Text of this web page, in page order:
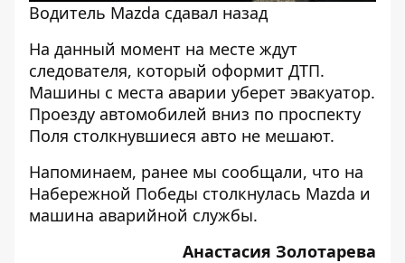
Водитель Mazda сдавал назад
На данный момент на месте ждут
следователя, который оформит ДТП.
Машины с места аварии уберет эвакуатор.
Проезду автомобилей вниз по проспекту
Поля столкнувшиеся авто не мешают.
Напоминаем, ранее мы сообщали, что на
Набережной Победы столкнулась Mazda и
машина аварийной службы.
Анастасия Золотарева